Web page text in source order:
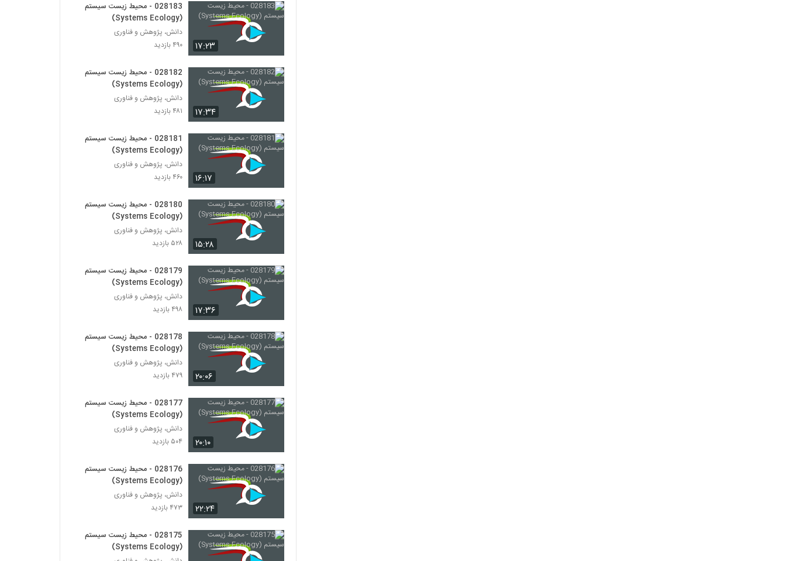
028201 - اقتصاد پیچیده (Complexity
Economics)
Economics)
۵۰۲ بازدید
Economics)
028204 - اقتصاد پیچیده (Complexity
Economics)
۴۳۵ بازدید
028205 - اقتصاد پیچیده (Complexity
Economics)
۵۱۷ بازدید
Economics)
۴۷۳ بازدید
028207 - اقتصاد پیچیده (Complexity
Economics)
۴۸۸ بازدید
028208 - اقتصاد پیچیده (Complexity
Economics)
۴۵۱ بازدید
028209 - سیستم های غیرخطی (Nonlinear
Systems)
۵۷۹ بازدید
Systems)
۵۸۵ بازدید
Systems)
۵۶۸ بازدید
028212 - سیستم های غیرخطی (Nonlinear
Systems)
۱۷:۲۳
028183 - محیط زیست سیستم
(Systems Ecology)
دانش، پژوهش و فناوری
۴۹۰ بازدید
۱۷:۳۴
028182 - محیط زیست سیستم
(Systems Ecology)
دانش، پژوهش و فناوری
۴۸۱ بازدید
۱۶:۱۷
028181 - محیط زیست سیستم
(Systems Ecology)
دانش، پژوهش و فناوری
۴۶۰ بازدید
۱۵:۲۸
028180 - محیط زیست سیستم
(Systems Ecology)
دانش، پژوهش و فناوری
۵۲۸ بازدید
۱۷:۳۶
028179 - محیط زیست سیستم
(Systems Ecology)
دانش، پژوهش و فناوری
۴۹۸ بازدید
۲۰:۰۶
028178 - محیط زیست سیستم
(Systems Ecology)
دانش، پژوهش و فناوری
۴۷۹ بازدید
۲۰:۱۰
028177 - محیط زیست سیستم
(Systems Ecology)
دانش، پژوهش و فناوری
۵۰۴ بازدید
۲۲:۲۴
028176 - محیط زیست سیستم
(Systems Ecology)
دانش، پژوهش و فناوری
۴۷۳ بازدید
028175 - محیط زیست سیستم
(Systems Ecology)